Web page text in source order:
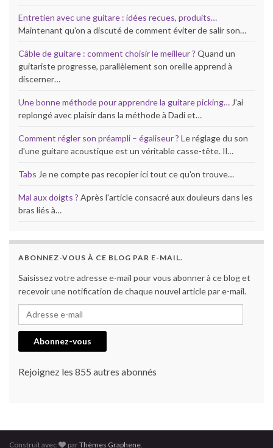
Entretien avec une guitare : idées recues, produits…
Maintenant qu'on a discuté de comment éviter de salir son…
Câble de guitare : comment choisir le meilleur ? Quand un
guitariste progresse, parallèlement son oreille apprend à
discerner…
Une bonne méthode pour apprendre la guitare picking… J'ai
replongé avec plaisir dans la méthode à Dadi et…
Comment régler son préampli – égaliseur ? Le réglage du son
d'une guitare acoustique est un véritable casse-tête. Il…
Tabs Je ne compte pas recopier ici tout ce qu'on trouve…
Mal aux doigts ? Après l'article consacré aux douleurs dans les
bras liés à…
ABONNEZ-VOUS À CE BLOG PAR E-MAIL.
Saisissez votre adresse e-mail pour vous abonner à ce blog et
recevoir une notification de chaque nouvel article par e-mail.
Adresse e-mail
Abonnez-vous
Rejoignez les 855 autres abonnés
Construit avec parThèmes Graphene